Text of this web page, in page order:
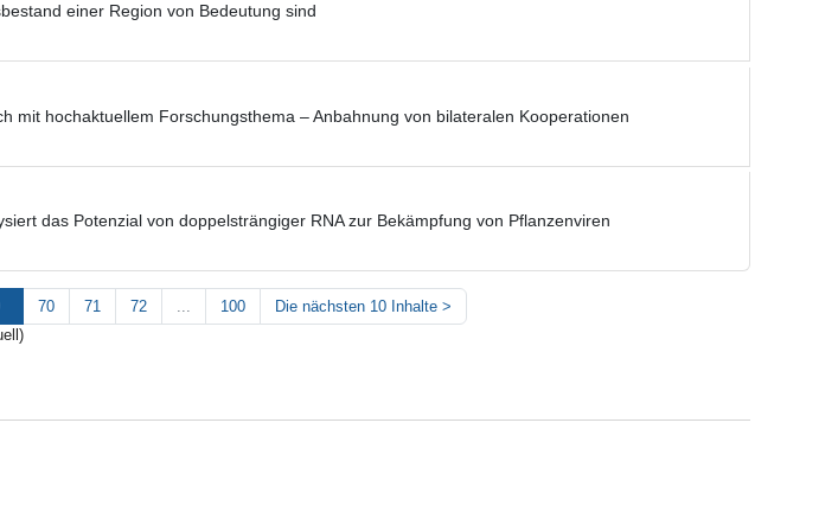
einer Region von Bedeutung sind
mit hochaktuellem Forschungsthema – Anbahnung von bilateralen Kooperationen
das Potenzial von doppelsträngiger RNA zur Bekämpfung von Pflanzenviren
70 71 72 ... 100 Die nächsten 10 Inhalte >